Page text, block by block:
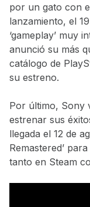
por un gato con
lanzamiento, el
‘gameplay’ muy
anunció su más
catálogo de
su estreno.
Por último, Sony
estrenar sus
llegada el 12 de
Remastered’
tanto en Steam